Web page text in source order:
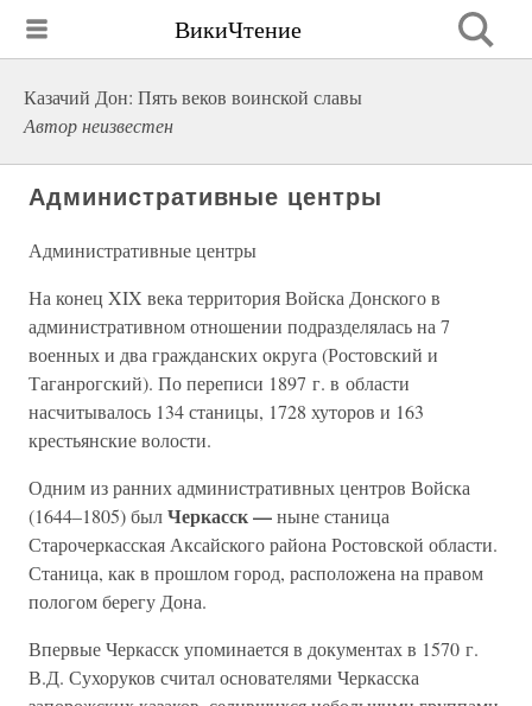
ВикиЧтение
Казачий Дон: Пять веков воинской славы
Автор неизвестен
Административные центры
Административные центры
На конец XIX века территория Войска Донского в
административном отношении подразделялась на 7
военных и два гражданских округа (Ростовский и
Таганрогский). По переписи 1897 г. в области
насчитывалось 134 станицы, 1728 хуторов и 163
крестьянские волости.
Одним из ранних административных центров Войска
(1644–1805) былЧеркасск —ныне станица
Старочеркасская Аксайского района Ростовской области.
Станица, как в прошлом город, расположена на правом
пологом берегу Дона.
Впервые Черкасск упоминается в документах в 1570 г.
В.Д. Сухоруков считал основателями Черкасска